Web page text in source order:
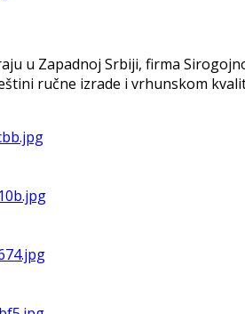
u Zapadnoj Srbiji, firma
ručne izrade i vrhunskom